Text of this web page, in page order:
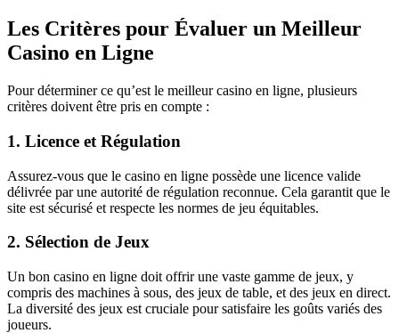
Les Critères pour Évaluer un Meilleur
Casino en Ligne
Pour déterminer ce qu’est le meilleur casino en ligne, plusieurs
critères doivent être pris en compte :
1. Licence et Régulation
Assurez-vous que le casino en ligne possède une licence valide
délivrée par une autorité de régulation reconnue. Cela garantit que le
site est sécurisé et respecte les normes de jeu équitables.
2. Sélection de Jeux
Un bon casino en ligne doit offrir une vaste gamme de jeux, y
compris des machines à sous, des jeux de table, et des jeux en direct.
La diversité des jeux est cruciale pour satisfaire les goûts variés des
joueurs.